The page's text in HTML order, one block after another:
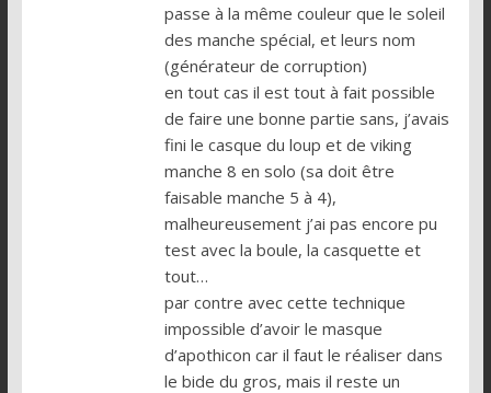
passe à la même couleur que le soleil
des manche spécial, et leurs nom
(générateur de corruption)
en tout cas il est tout à fait possible
de faire une bonne partie sans, j’avais
fini le casque du loup et de viking
manche 8 en solo (sa doit être
faisable manche 5 à 4),
malheureusement j’ai pas encore pu
test avec la boule, la casquette et
tout…
par contre avec cette technique
impossible d’avoir le masque
d’apothicon car il faut le réaliser dans
le bide du gros, mais il reste un